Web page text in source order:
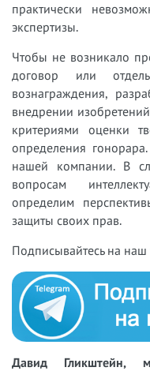
практически
экспертизы.
Чтобы не возникало
договор или
вознаграждения,
внедрении
критериями оценки
определения
нашей компании. В
вопросам
определим
защиты своих прав.
Подписывайтесь на наш
Давид Гликштейн,